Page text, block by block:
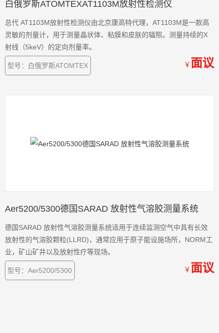
白俄罗斯ATOMTEXAT1103M放射性检测仪
总代 AT1103M放射性检测仪由北京康高特代理，AT1103M是一款高
灵敏的剂量计，用于测量晶状体、粘膜和皮肤的辐照。测量持续的X
射线（5keV）的定向剂量率。
型号：白俄罗斯ATOMTEX ￥ 面议
Aer5200/5300德国SARAD 放射性气溶胶测量系统
德国SARAD 放射性气溶胶测量系统适用于连续监测空气中具有长效
放射性的气溶胶颗粒(LLRD)，通常应用于原子能设施场所，NORM工
业，矿山矿井以及放射性疗等现场。
型号：Aer5200/5300 ￥ 面议